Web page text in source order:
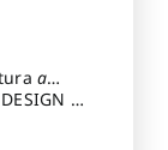
Migliari
degli
degli
a
a